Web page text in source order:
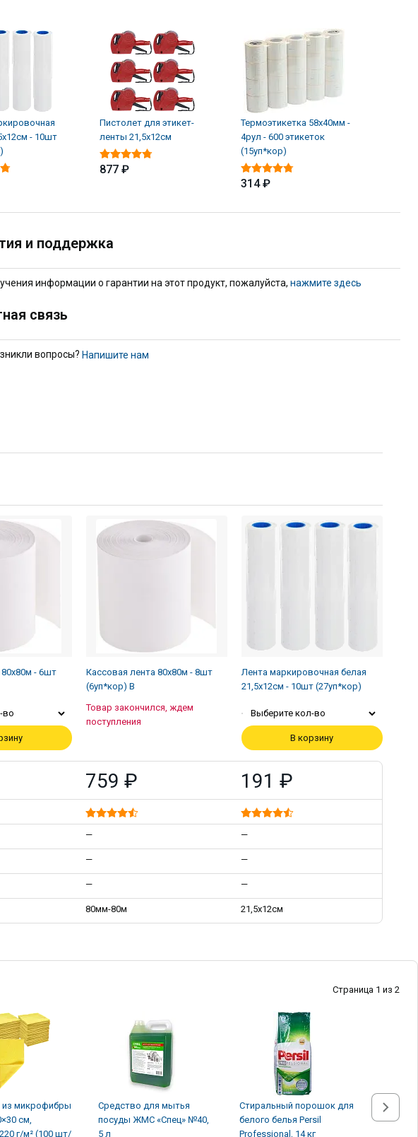
- 10шт
Пистолет для этикет-
ленты 21,5х12см
877 ₽
Термоэтикетка 58х40мм -
4рул - 600 этикеток
(15уп*кор)
314 ₽
и поддержка
информации о гарантии на этот продукт, пожалуйста, нажмите здесь
связь
вопросы? Напишите нам
- 6шт
во
Кассовая лента 80х80м - 8шт
(6уп*кор) В
Товар закончился, ждем
поступления
Лента маркировочная белая
21,5х12см - 10шт (27уп*кор)
Выберите кол-во
В корзину
759 ₽ 191 ₽
— —
— —
— —
80мм-80м 21,5х12см
Страница 1 из 2
из микрофибры
см,
г/м² (100 шт/
Средство для мытья
посуды ЖМС «Спец» №40,
5 л
Стиральный порошок для
белого белья Persil
Professional, 14 кг
белого